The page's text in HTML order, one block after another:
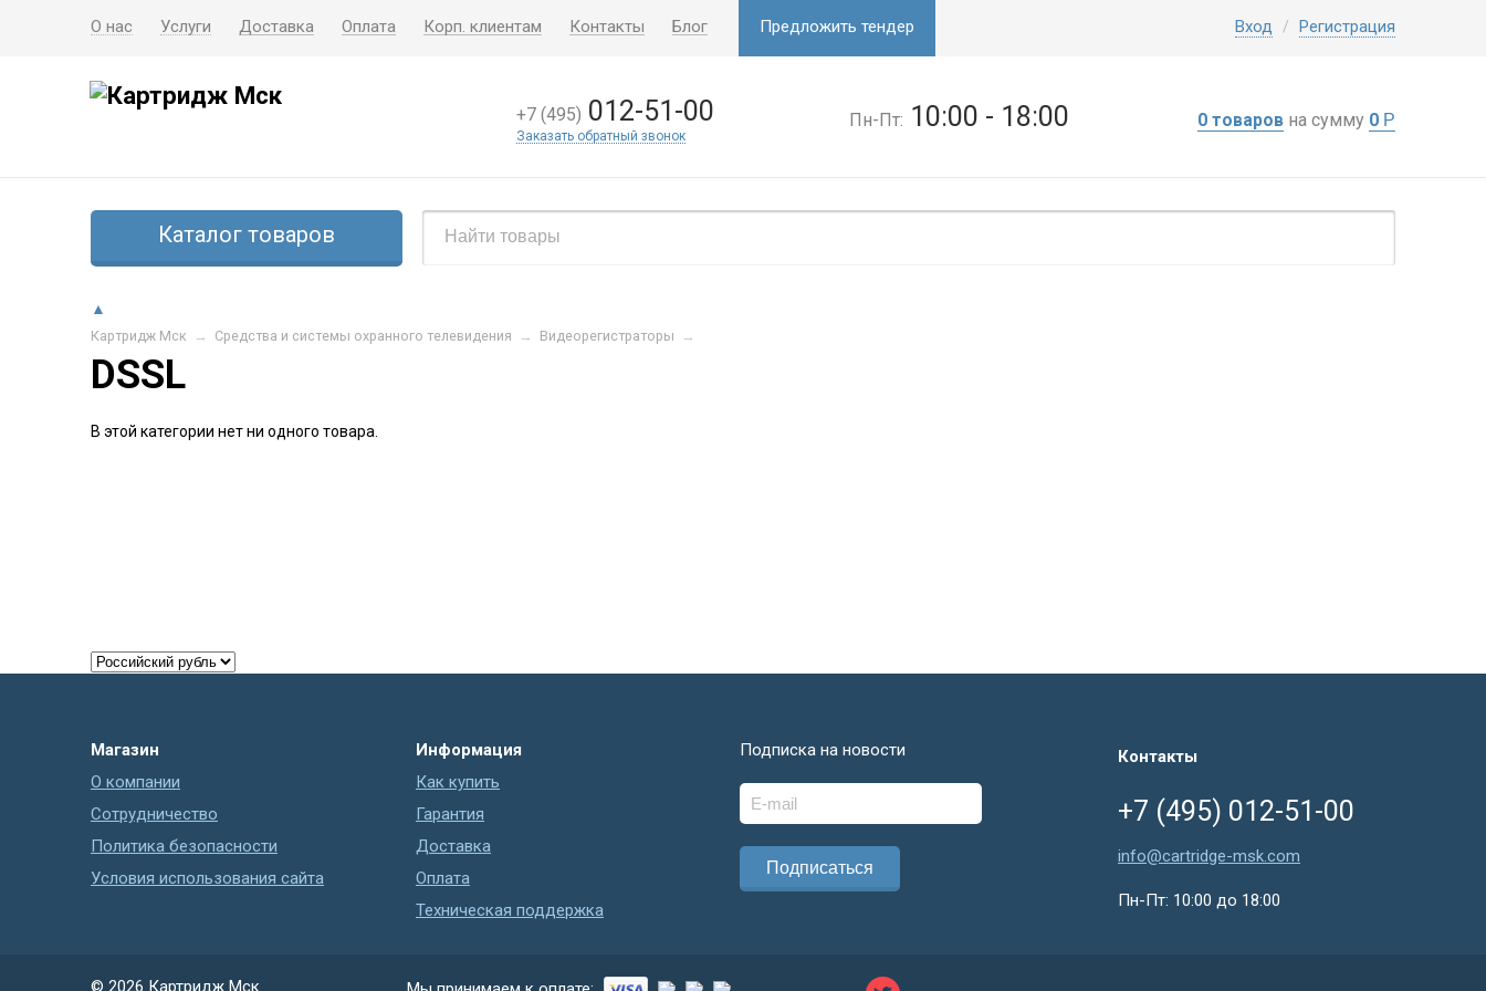
Вход / Регистрация
О нас Услуги Доставка Оплата Корп. клиентам Контакты Блог Предложить тендер
0 товаров на сумму 0 Р
Пн-Пт: 10:00 - 18:00
+7 (495) 012-51-00
Заказать обратный звонок
Каталог товаров
▲
Картридж Мск → Средства и системы охранного телевидения → Видеорегистраторы →
DSSL
В этой категории нет ни одного товара.
Магазин
О компании
Сотрудничество
Политика безопасности
Условия использования сайта
Информация
Как купить
Гарантия
Доставка
Оплата
Техническая поддержка
Подписка на новости Контакты
+7 (495) 012-51-00
info@cartridge-msk.com
Пн-Пт: 10:00 до 18:00
© 2026 Картридж Мск